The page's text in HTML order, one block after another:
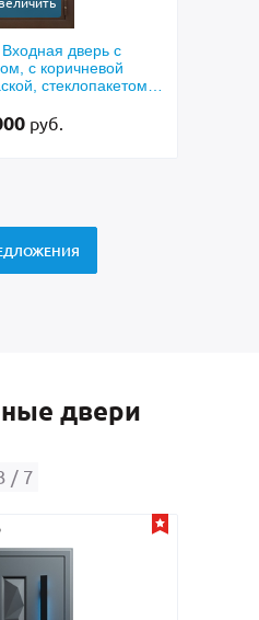
Входная дверь с
бугельной ручкой и
RAL 7021
000руб.
двери
/ 7